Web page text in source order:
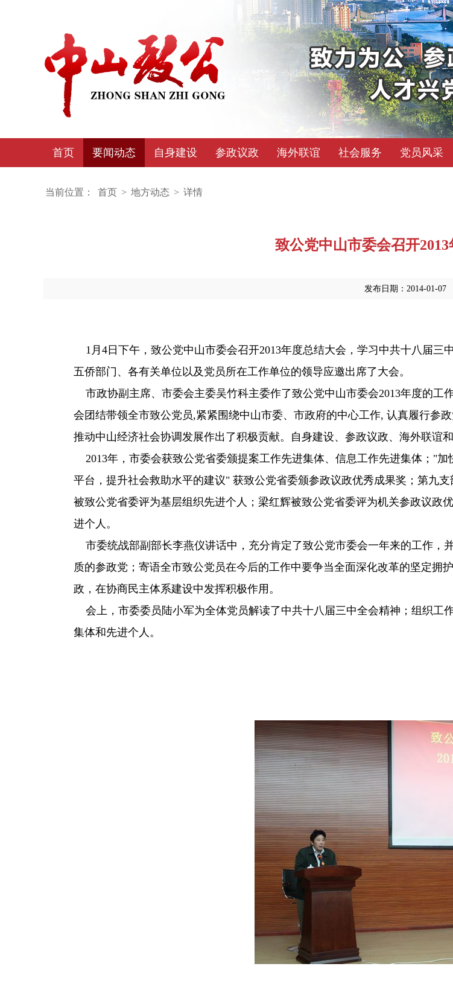
首页 要闻动态 自身建设 参政议政 海外联谊 社会服务 党员风采
当前位置： 首页 > 地方动态 > 详情
致公党中山市委会召开
发布日期：2014-01-07
1月4日下午，致公党中山市委会召开2013年度总结大会，学习中共十八届三
五侨部门、各有关单位以及党员所在工作单位的领导应邀出席了大会。
市政协副主席、市委会主委吴竹科主委作了致公党中山市委会2013年度的工
会团结带领全市致公党员,紧紧围绕中山市委、市政府的中心工作, 认真履行参
推动中山经济社会协调发展作出了积极贡献。自身建设、参政议政、海外联谊
2013年，市委会获致公党省委颁提案工作先进集体、信息工作先进集体；"
平台，提升社会救助水平的建议" 获致公党省委颁参政议政优秀成果奖；第九
被致公党省委评为基层组织先进个人；梁红辉被致公党省委评为机关参政议政
进个人。
市委统战部副部长李燕仪讲话中，充分肯定了致公党市委会一年来的工作，
质的参政党；寄语全市致公党员在今后的工作中要争当全面深化改革的坚定拥
政，在协商民主体系建设中发挥积极作用。
会上，市委委员陆小军为全体党员解读了中共十八届三中全会精神；组织工
集体和先进个人。